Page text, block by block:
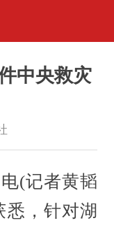
中央救灾
(记者黄韬
，针对湖